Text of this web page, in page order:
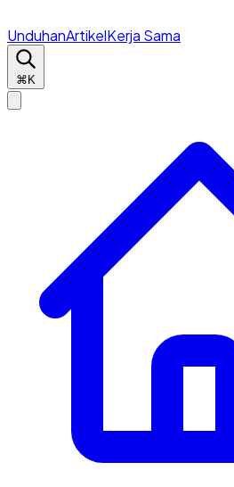
UnduhanArtikelKerja Sama
⌘K